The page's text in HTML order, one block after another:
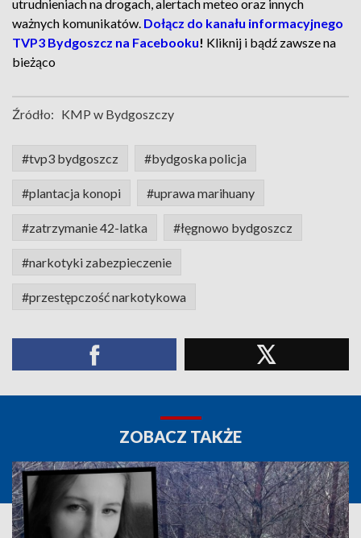
utrudnieniach na drogach, alertach meteo oraz innych
ważnych komunikatów. Dołącz do kanału informacyjnego
TVP3 Bydgoszcz na Facebooku! Kliknij i bądź zawsze na
bieżąco
Źródło: KMP w Bydgoszczy
#tvp3 bydgoszcz #bydgoska policja
#plantacja konopi #uprawa marihuany
#zatrzymanie 42-latka #łęgnowo bydgoszcz
#narkotyki zabezpieczenie
#przestępczość narkotykowa
ZOBACZ TAKŻE